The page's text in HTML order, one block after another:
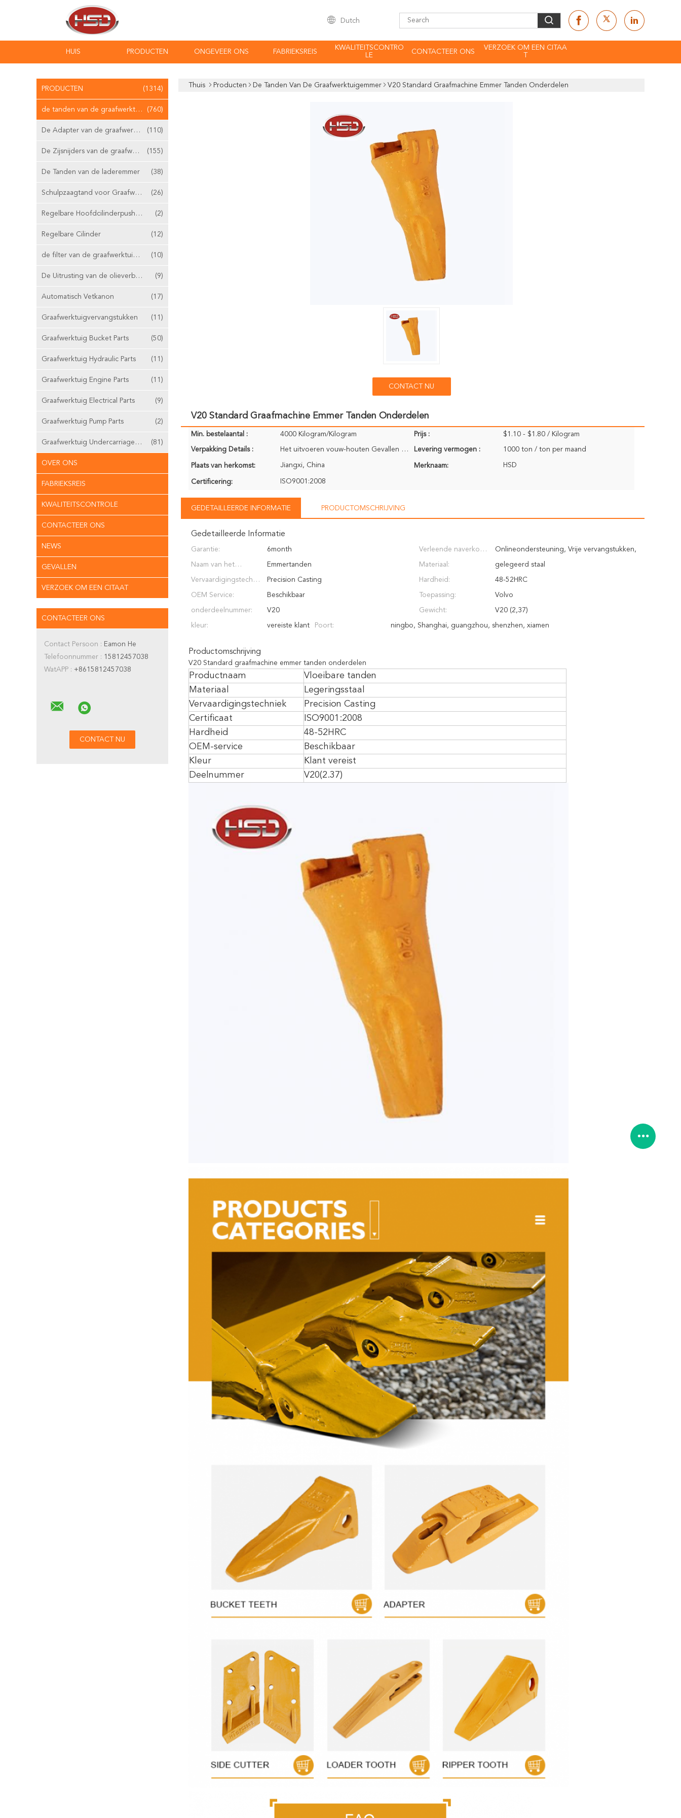
Dutch
HUIS PRODUCTEN ONGEVEER ONS FABRIEKSREIS
KWALITEITSCONTRO
LE
CONTACTEER ONS
VERZOEK OM EEN CITAA
PRODUCTEN (1314)
de tanden van de graafwerktuigemmer (760)
De Adapter van de graafwerktuigemmer (110)
De Zijsnijders van de graafwerktuigemmer (155)
De Tanden van de laderemmer (38)
Schulpzaagtand voor Graafwerktuig (26)
Regelbare Hoofdcilinderpushrod (2)
Regelbare Cilinder (12)
de filter van de graafwerktuiglucht (10)
De Uitrusting van de olieverbinding (9)
Automatisch Vetkanon (17)
Graafwerktuigvervangstukken (11)
Graafwerktuig Bucket Parts (50)
Graafwerktuig Hydraulic Parts (11)
Graafwerktuig Engine Parts (11)
Graafwerktuig Electrical Parts (9)
Graafwerktuig Pump Parts (2)
Graafwerktuig Undercarriage Parts (81)
OVER ONS
FABRIEKSREIS
KWALITEITSCONTROLE
CONTACTEER ONS
NEWS
GEVALLEN
VERZOEK OM EEN CITAAT
CONTACTEER ONS
Contact Persoon : Eamon He
Telefoonnummer : 15812457038
WatAPP : +8615812457038
Thuis Producten De Tanden Van De Graafwerktuigemmer V20 Standard Graafmachine Emmer Tanden Onderdelen
CONTACT NU
V20 Standard Graafmachine Emmer Tanden Onderdelen
Min. bestelaantal : 4000 Kilogram/Kilogram Prijs : $1.10 - $1.80 / Kilogram
Verpakking Details : Het uitvoeren vouw-houten Gevallen (110CM*75CM*71CM); Ingepakt voor uw verwijzing Levering vermogen : 1000 ton / ton per maand
Plaats van herkomst: Jiangxi, China Merknaam: HSD
Certificering: ISO9001:2008
GEDETAILLEERDE INFORMATIE PRODUCTOMSCHRIJVING
Gedetailleerde Informatie
Garantie: 6month Verleende naverkoop
de Dienst:
Onlineondersteuning, Vrije vervangstukken,
Ingenieurs beschikbaar aan de
dienstmachines overzee
Naam van het
product:
Emmertanden Materiaal: gelegeerd staal
Vervaardigingstechno
logie:
Precision Casting Hardheid: 48-52HRC
OEM Service: Beschikbaar Toepassing: Volvo
onderdeelnummer: V20 Gewicht: V20 (2,37)
kleur: vereiste klant Poort: ningbo, Shanghai, guangzhou, shenzhen, xiamen
Productomschrijving
V20 Standard graafmachine emmer tanden onderdelen
Productnaam
Vloeibare tanden
Materiaal
Legeringsstaal
Vervaardigingstechniek
Precision Casting
Certificaat
ISO9001:2008
Hardheid
48-52HRC
OEM-service
Beschikbaar
Kleur
Klant vereist
Deelnummer
V20(2.37)